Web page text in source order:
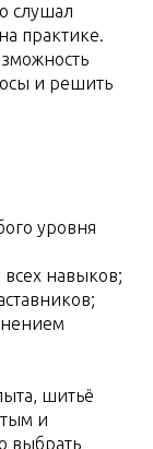
слушал
практике.
и решить
уровня
всех навыков;
шитьё
и
выбрать